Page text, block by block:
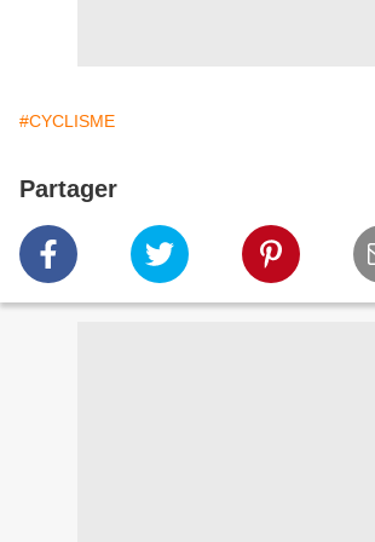
#CYCLISME
Partager